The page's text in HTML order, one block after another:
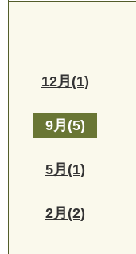
12月(1)
9月(5)
5月(1)
2月(2)